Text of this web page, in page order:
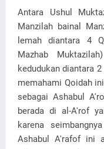
Antara Ushul
Manzilah bainal
lemah diantara 4
Mazhab
kedudukan diantara
memahami Qoidah
sebagai Ashabul
berada di al-A'rof
karena
Ashabul A'rafof ini